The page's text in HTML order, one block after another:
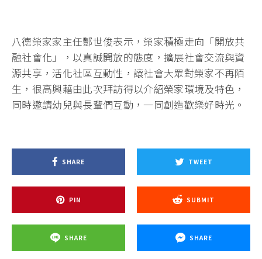
八德榮家家主任酆世俊表示，榮家積極走向「開放共
融社會化」，以真誠開放的態度，擴展社會交流與資
源共享，活化社區互動性，讓社會大眾對榮家不再陌
生，很高興藉由此次拜訪得以介紹榮家環境及特色，
同時邀請幼兒與長輩們互動，一同創造歡樂好時光。
SHARE TWEET
PIN SUBMIT
SHARE SHARE